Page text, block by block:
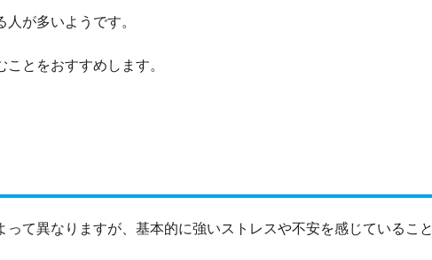
が多いようです。
とをおすすめします。
て異なりますが、基本的に強いストレスや不安を感じていること